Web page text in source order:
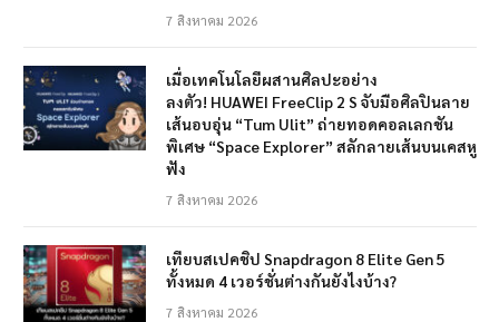
7 สิงหาคม 2026
เมื่อเทคโนโลยีผสานศิลปะอย่าง
ลงตัว! HUAWEI FreeClip 2 S จับมือศิลปินลาย
เส้นอบอุ่น “Tum Ulit” ถ่ายทอดคอลเลกชัน
พิเศษ “Space Explorer” สลักลายเส้นบนเคสหู
ฟัง
7 สิงหาคม 2026
เทียบสเปคชิป Snapdragon 8 Elite Gen 5
ทั้งหมด 4 เวอร์ชั่นต่างกันยังไงบ้าง?
7 สิงหาคม 2026